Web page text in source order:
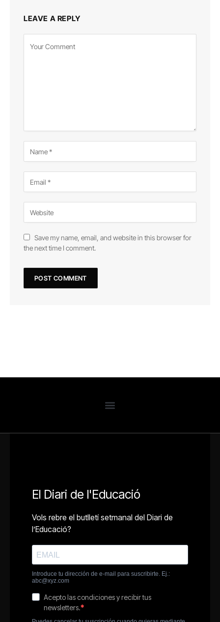
LEAVE A REPLY
Save my name, email, and website in this browser for
the next time I comment.